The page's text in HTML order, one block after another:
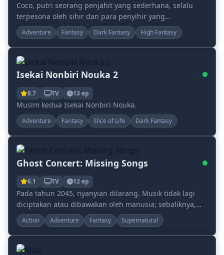
Coco, putri seorang penjahit yang sederhana, selalu
terpesona oleh sihir dan para penyihir yang
menggunakannya, meskipun mereka melakukan
tindakan pen...
Adventure Fantasy Dark Fantasy High Fantasy
Isekai Nonbiri Nouka 2
8.7 TV 13 ep
Musim kedua Isekai Nonbiri Nouka.
Adventure Fantasy Slice of Life Dark Fantasy
Ghost Concert: Missing Songs
6.1 TV 12 ep
Pada tahun 2045, nyanyian dilarang. Musik tidak lagi
diciptakan atau dibawakan oleh manusia; sebaliknya,
aplikasi musik bernama MiucS memproduksi semu...
Action Adventure Fantasy Supernatural